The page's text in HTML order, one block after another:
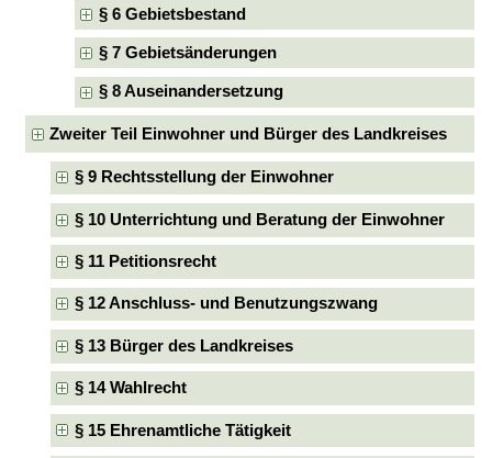
§ 6 Gebietsbestand
§ 7 Gebietsänderungen
§ 8 Auseinandersetzung
Zweiter Teil Einwohner und Bürger des Landkreises
§ 9 Rechtsstellung der Einwohner
§ 10 Unterrichtung und Beratung der Einwohner
§ 11 Petitionsrecht
§ 12 Anschluss- und Benutzungszwang
§ 13 Bürger des Landkreises
§ 14 Wahlrecht
§ 15 Ehrenamtliche Tätigkeit